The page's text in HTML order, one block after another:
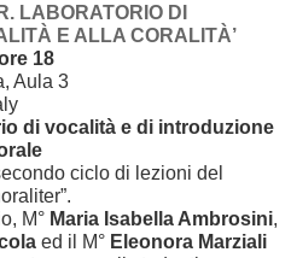
LABORATORIO DI
E ALLA CORALITÀ’
18
Aula 3
di vocalità e di introduzione
ciclo di lezioni del
M° Maria Isabella Ambrosini,
ed il M° Eleonora Marziali